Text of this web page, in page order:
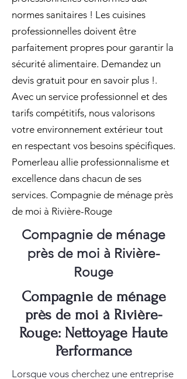
normes sanitaires ! Les cuisines
professionnelles doivent être
parfaitement propres pour garantir la
sécurité alimentaire. Demandez un
devis gratuit pour en savoir plus !.
Avec un service professionnel et des
tarifs compétitifs, nous valorisons
votre environnement extérieur tout
en respectant vos besoins spécifiques.
Pomerleau allie professionnalisme et
excellence dans chacun de ses
services. Compagnie de ménage près
de moi à Rivière-Rouge
Compagnie de ménage
près de moi à Rivière-
Rouge
Compagnie de ménage
près de moi à Rivière-
Rouge: Nettoyage Haute
Performance
Lorsque vous cherchez une entreprise